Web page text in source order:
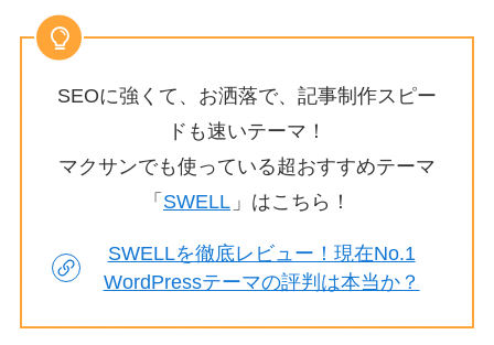
SEOに強くて、お洒落で、記事制作スピー
ドも速いテーマ！
マクサンでも使っている超おすすめテーマ
「 SWELL 」はこちら！
SWELLを徹底レビュー！現在No.1
WordPressテーマの評判は本当か？